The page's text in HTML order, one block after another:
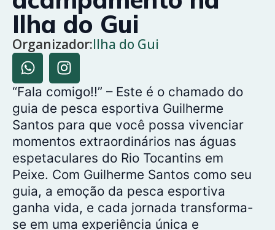
Ilha do Gui
Organizador:Ilha do Gui
“Fala comigo!!” – Este é o chamado do
guia de pesca esportiva Guilherme
Santos para que você possa vivenciar
momentos extraordinários nas águas
espetaculares do Rio Tocantins em
Peixe. Com Guilherme Santos como seu
guia, a emoção da pesca esportiva
ganha vida, e cada jornada transforma-
se em uma experiência única e